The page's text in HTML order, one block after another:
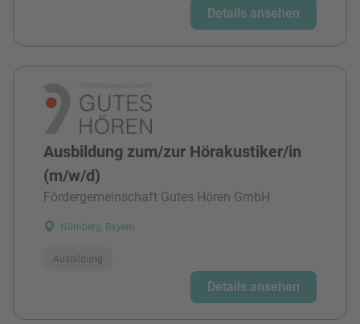
Details ansehen
Ausbildung zum/zur Hörakustiker/in
(m/w/d)
Fördergemeinschaft Gutes Hören GmbH
Nürnberg, Bayern
Ausbildung
Details ansehen